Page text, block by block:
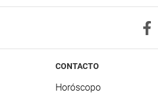
CONTACTO
Horóscopo